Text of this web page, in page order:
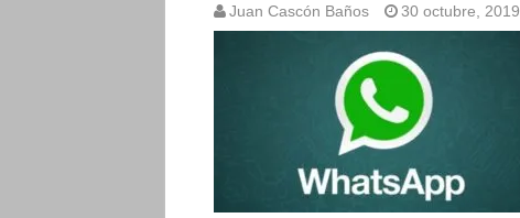
Juan Cascón Baños 30 octubre, 2019